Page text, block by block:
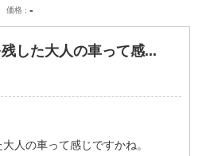
価格 -
した大人の車って感...
人の車って感じですかね。